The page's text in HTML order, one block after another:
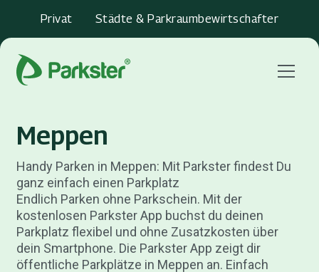
Privat Städte & Parkraumbewirtschafter
Menu
Meppen
Handy Parken in Meppen: Mit Parkster findest Du
ganz einfach einen Parkplatz
Endlich Parken ohne Parkschein. Mit der
kostenlosen Parkster App buchst du deinen
Parkplatz flexibel und ohne Zusatzkosten über
dein Smartphone. Die Parkster App zeigt dir
öffentliche Parkplätze in Meppen an. Einfach